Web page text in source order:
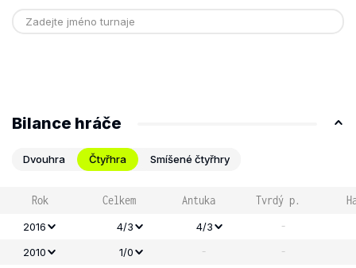
Bilance hráče
Dvouhra Čtyřhra Smíšené čtyřhry
Rok Celkem Antuka Tvrdý p.
2016 4/3 4/3 -
2010 1/0 - -